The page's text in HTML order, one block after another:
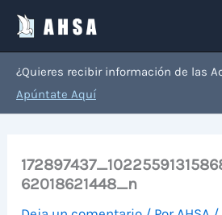
contenido
¿Quieres recibir información de las
Apúntate Aquí
62018621448_n